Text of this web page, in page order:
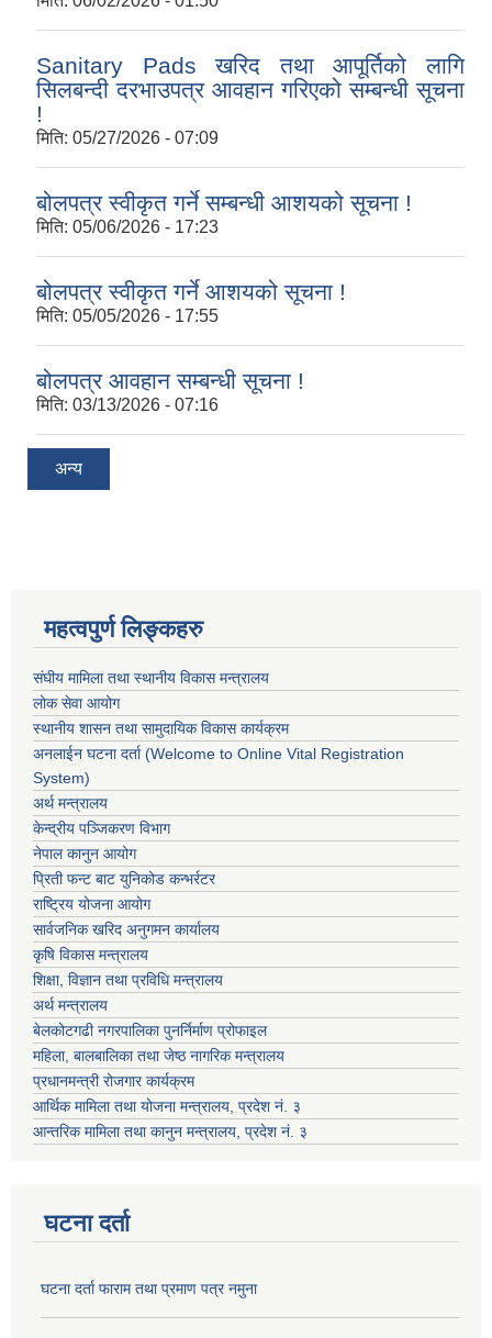
Sanitary Pads खरिद तथा आपूर्तिको लागि
सिलबन्दी दरभाउपत्र आवहान गरिएको सम्बन्धी सूचना
!
मिति: 05/27/2026 - 07:09
बोलपत्र स्वीकृत गर्ने सम्बन्धी आशयको सूचना !
मिति: 05/06/2026 - 17:23
बोलपत्र स्वीकृत गर्ने आशयको सूचना !
मिति: 05/05/2026 - 17:55
बोलपत्र आवहान सम्बन्धी सूचना !
मिति: 03/13/2026 - 07:16
अन्य
महत्वपुर्ण लिङ्कहरु
संघीय मामिला तथा स्थानीय विकास मन्त्रालय
लोक सेवा आयोग
स्थानीय शासन तथा सामुदायिक विकास कार्यक्रम
अनलाईन घटना दर्ता (Welcome to Online Vital Registration
System)
अर्थ मन्त्रालय
केन्द्रीय पञ्जिकरण विभाग
नेपाल कानुन आयोग
प्रिती फन्ट बाट युनिकोड कन्भर्रटर
राष्ट्रिय योजना आयोग
सार्वजनिक खरिद अनुगमन कार्यालय
कृषि विकास मन्त्रालय
शिक्षा, विज्ञान तथा प्रविधि मन्त्रालय
अर्थ मन्त्रालय
बेलकोटगढी नगरपालिका पुनर्निर्माण प्रोफाइल
महिला, बालबालिका तथा जेष्ठ नागरिक मन्त्रालय
प्रधानमन्त्री रोजगार कार्यक्रम
आर्थिक मामिला तथा योजना मन्त्रालय, प्रदेश नं. ३
आन्तरिक मामिला तथा कानुन मन्त्रालय, प्रदेश नं. ३
घटना दर्ता
घटना दर्ता फाराम तथा प्रमाण पत्र नमुना